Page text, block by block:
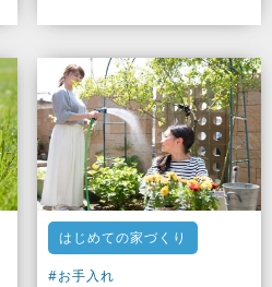
はじめての家づくり
#お手入れ